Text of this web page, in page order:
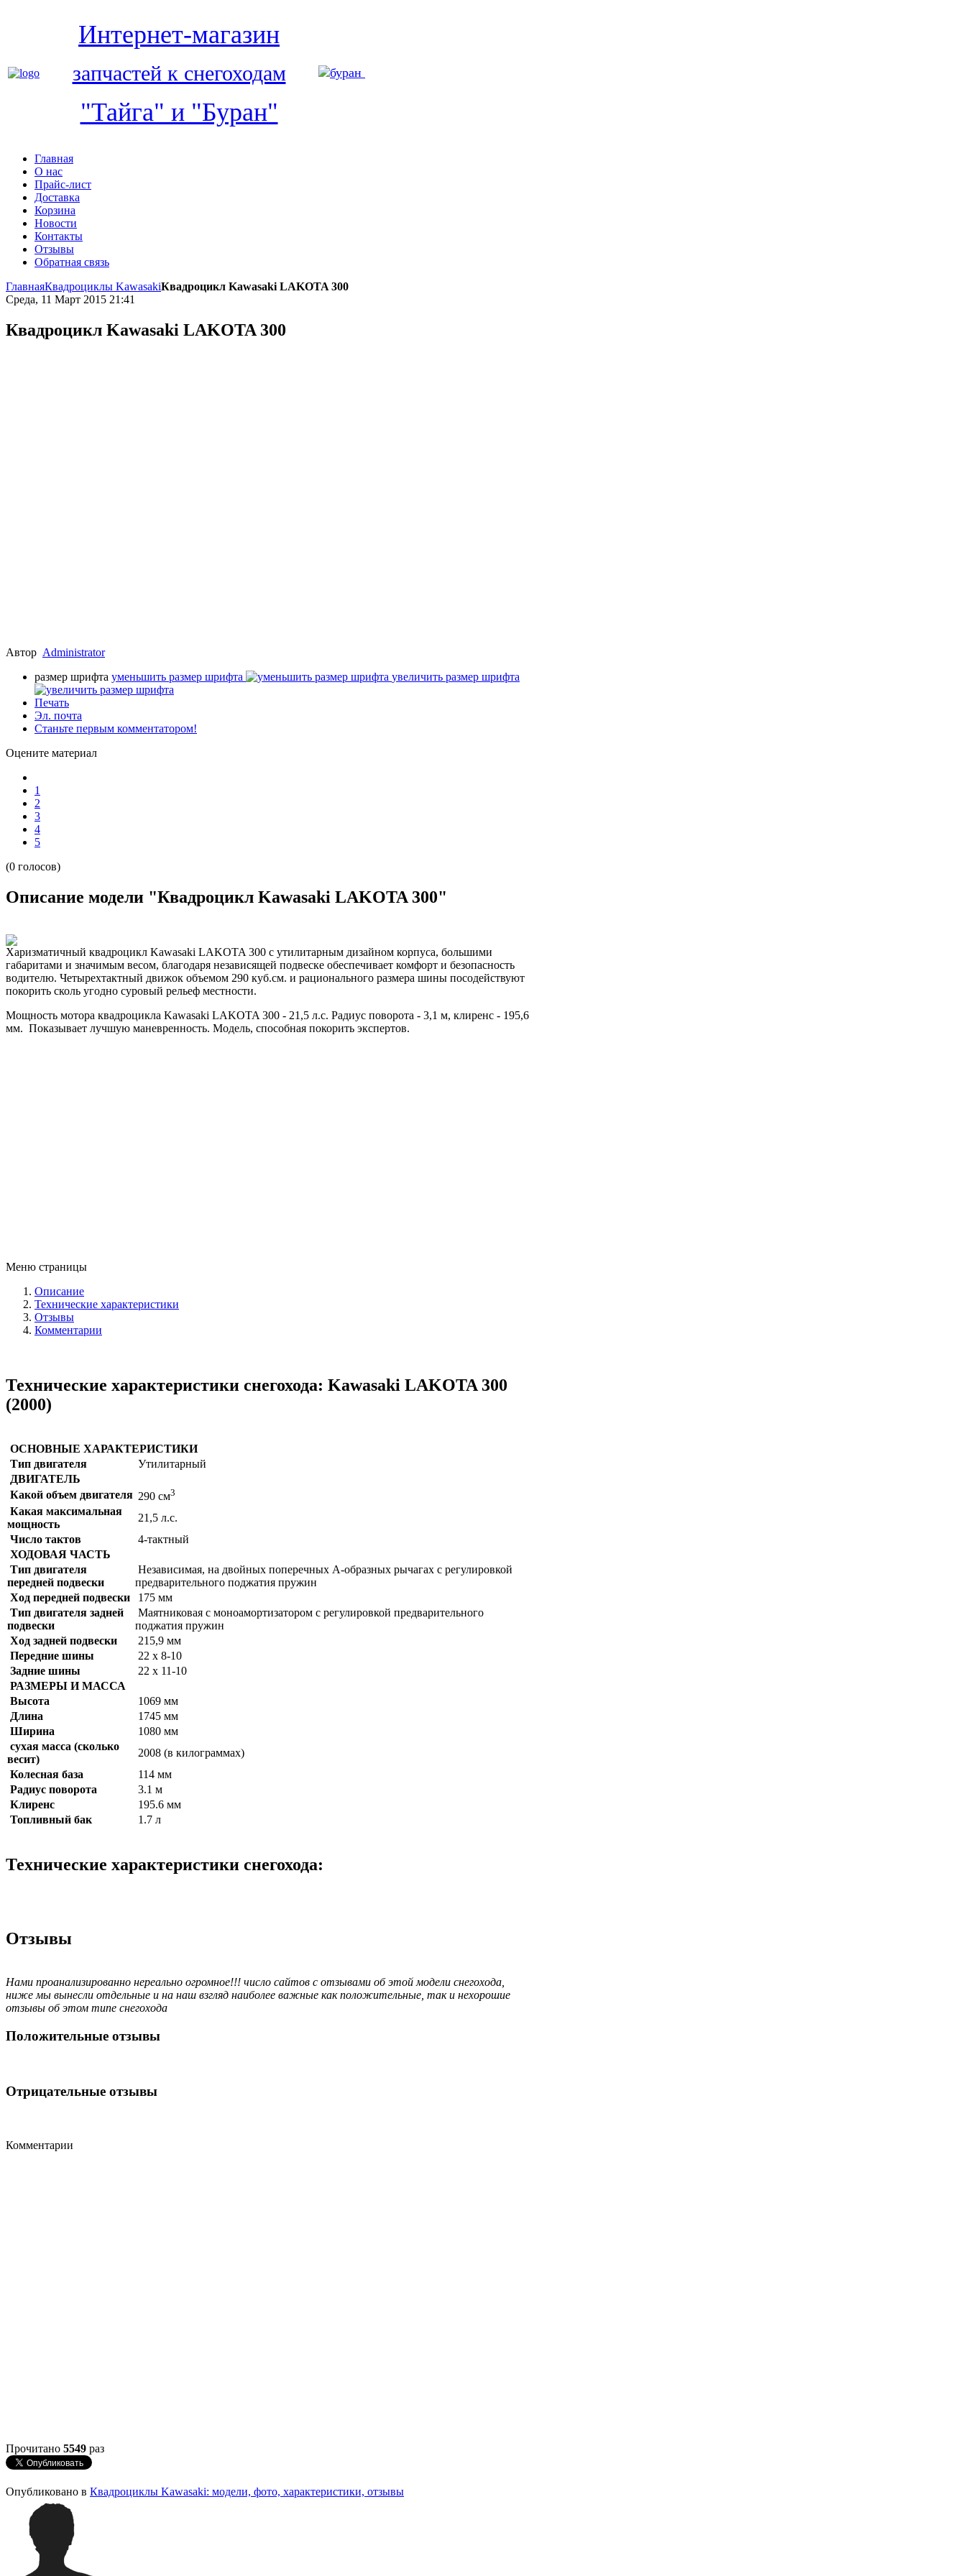
Интернет-магазин
запчастей к снегоходам
"Тайга" и "Буран"
Главная
О нас
Прайс-лист
Доставка
Корзина
Новости
Контакты
Отзывы
Обратная связь
ГлавнаяКвадроциклы KawasakiКвадроцикл Kawasaki LAKOTA 300
Среда, 11 Март 2015 21:41
Квадроцикл Kawasaki LAKOTA 300
Автор Administrator
размер шрифта уменьшить размер шрифта увеличить размер шрифта
Печать
Эл. почта
Станьте первым комментатором!
Оцените материал
1
2
3
4
5
(0 голосов)
Описание модели "Квадроцикл Kawasaki LAKOTA 300"
Харизматичный квадроцикл Kawasaki LAKOTA 300 с утилитарным дизайном корпуса, большими
габаритами и значимым весом, благодаря независящей подвеске обеспечивает комфорт и безопасность
водителю. Четырехтактный движок объемом 290 куб.см. и рационального размера шины посодействуют
покорить сколь угодно суровый рельеф местности.
Мощность мотора квадроцикла Kawasaki LAKOTA 300 - 21,5 л.с. Радиус поворота - 3,1 м, клиренс - 195,6
мм. Показывает лучшую маневренность. Модель, способная покорить экспертов.
Меню страницы
Описание
Технические характеристики
Отзывы
Комментарии
Технические характеристики снегохода: Kawasaki LAKOTA 300
(2000)
ОСНОВНЫЕ ХАРАКТЕРИСТИКИ
Тип двигателя
Утилитарный
ДВИГАТЕЛЬ
Какой объем двигателя 290 см3
Какая максимальная
мощность
21,5 л.с.
Число тактов
4-тактный
ХОДОВАЯ ЧАСТЬ
Тип двигателя
передней подвески
Независимая, на двойных поперечных А-образных рычагах с регулировкой
предварительного поджатия пружин
Ход передней подвески
175 мм
Тип двигателя задней
подвески
Маятниковая с моноамортизатором с регулировкой предварительного
поджатия пружин
Ход задней подвески
215,9 мм
Передние шины
22 х 8-10
Задние шины
22 х 11-10
РАЗМЕРЫ И МАССА
Высота
1069 мм
Длина
1745 мм
Ширина
1080 мм
сухая масса (сколько
весит)
2008 (в килограммах)
Колесная база
114 мм
Радиус поворота
3.1 м
Клиренс
195.6 мм
Топливный бак
1.7 л
Технические характеристики снегохода:
Отзывы
Нами проанализированно нереально огромное!!! число сайтов с отзывами об этой модели снегохода,
ниже мы вынесли отдельные и на наш взгляд наиболее важные как положительные, так и нехорошие
отзывы об этом типе снегохода
Положительные отзывы
Отрицательные отзывы
Комментарии
Прочитано 5549 раз
Опубликовано в Квадроциклы Kawasaki: модели, фото, характеристики, отзывы